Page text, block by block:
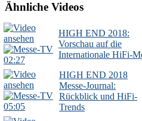
Ähnliche Videos
02:27
HIGH END 2018:
Vorschau auf die
Internationale HiFi-
05:05
HIGH END 2018
Messe-Journal:
Rückblick und HiFi-
Trends